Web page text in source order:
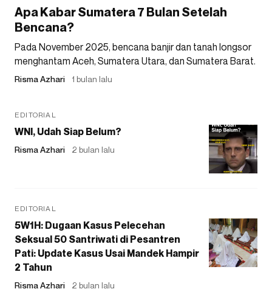
Apa Kabar Sumatera 7 Bulan Setelah
Bencana?
Pada November 2025, bencana banjir dan tanah longsor
menghantam Aceh, Sumatera Utara, dan Sumatera Barat.
Risma Azhari 1 bulan lalu
EDITORIAL
WNI, Udah Siap Belum?
Risma Azhari 2 bulan lalu
EDITORIAL
5W1H: Dugaan Kasus Pelecehan
Seksual 50 Santriwati di Pesantren
Pati: Update Kasus Usai Mandek Hampir
2 Tahun
Risma Azhari 2 bulan lalu